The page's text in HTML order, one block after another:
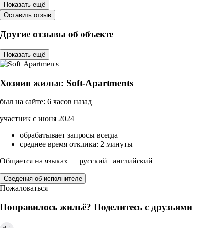
Показать ещё
Оставить отзыв
Другие отзывы об объекте
Показать ещё
Хозяин жилья: Soft-Apartments
был на сайте: 6 часов назад
участник с июня 2024
обрабатывает запросы всегда
среднее время отклика: 2 минуты
Общается на языках — русский , английский
Сведения об исполнителе
Пожаловаться
Понравилось жильё? Поделитесь с друзьями